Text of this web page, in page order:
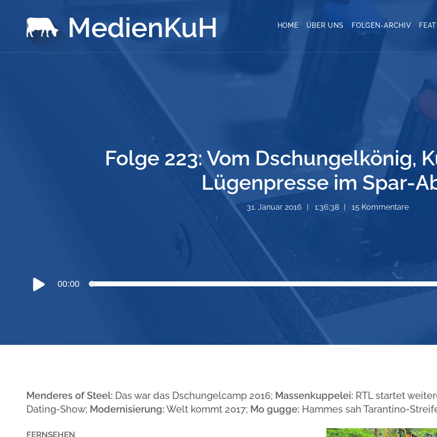
HOME ÜBER UNS FOLGEN-ARCHIV
Folge 223: Vom Dschungelkönig,
Lügenpresse im Spar-
31. Januar 2016 1:36:38 15 Kommentare
Audio-
Player
00:00
Menderes of Steel: Das war das Dschungelcamp 2016; Massenkuppelei: RTL startet
Dating-Show; Modernisierung: Welt kommt 2017; Mo gugge: Hammes sah Tarantino-
FERNSEHEN